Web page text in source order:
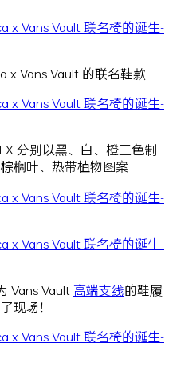
x Vans Vault 的联名鞋款
分别以黑、白、橙三色制
榈叶、热带植物图案
Vans Vault 高端支线的鞋履
现场！